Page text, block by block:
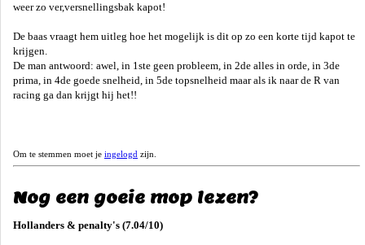
weer zo ver,versnellingsbak kapot!
De baas vraagt hem uitleg hoe het mogelijk is dit op zo een korte tijd kapot te
krijgen.
De man antwoord: awel, in 1ste geen probleem, in 2de alles in orde, in 3de
prima, in 4de goede snelheid, in 5de topsnelheid maar als ik naar de R van
racing ga dan krijgt hij het!!
Om te stemmen moet je ingelogd zijn.
Nog een goeie mop lezen?
Hollanders & penalty's (7.04/10)